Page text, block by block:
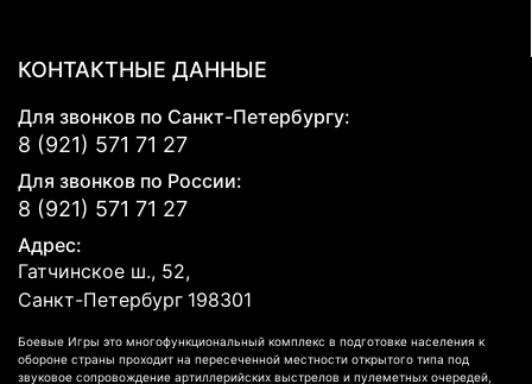
КОНТАКТНЫЕ ДАННЫЕ
Для звонков по Санкт-Петербургу:
8 (921) 571 71 27
Для звонков по России:
8 (921) 571 71 27
Адрес:
Гатчинское ш., 52,
Санкт-Петербург 198301
Боевые Игры это многофункциональный комплекс в подготовке населения к
обороне страны проходит на пересеченной местности открытого типа под
звуковое сопровождение артиллерийских выстрелов и пулеметных очередей,